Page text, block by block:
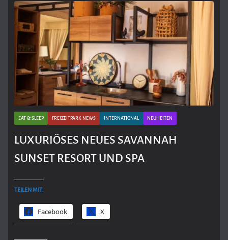
EAT & SLEEP FREIZEITPARK NEWS INTERNATIONAL NEUHEITEN
LUXURIÖSES NEUES SAVANNAH
SUNSET RESORT UND SPA
TEILEN MIT:
Facebook X